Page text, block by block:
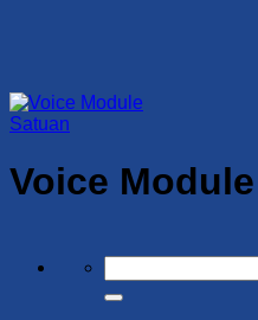
for:
Satuan
Voice Module